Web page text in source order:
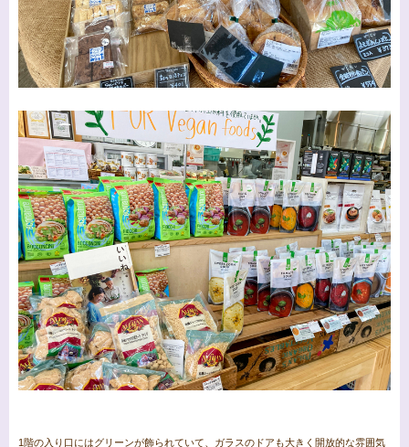
1階の入り口にはグリーンが飾られていて、ガラスのドアも大きく開放的な雰囲気